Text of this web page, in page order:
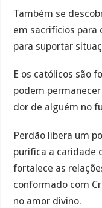
Também se
em sacrifícios para
para suportar
E os católicos são
podem
dor de alguém no
Perdão libera um
purifica a caridade
fortalece as
conformado com
no amor divino.